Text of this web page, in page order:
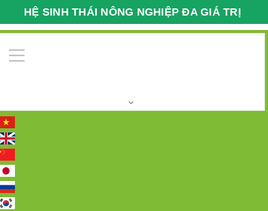
HỆ SINH THÁI NÔNG NGHIỆP ĐA GIÁ TRỊ
VFARMECO
Trang chủ
KHẨU